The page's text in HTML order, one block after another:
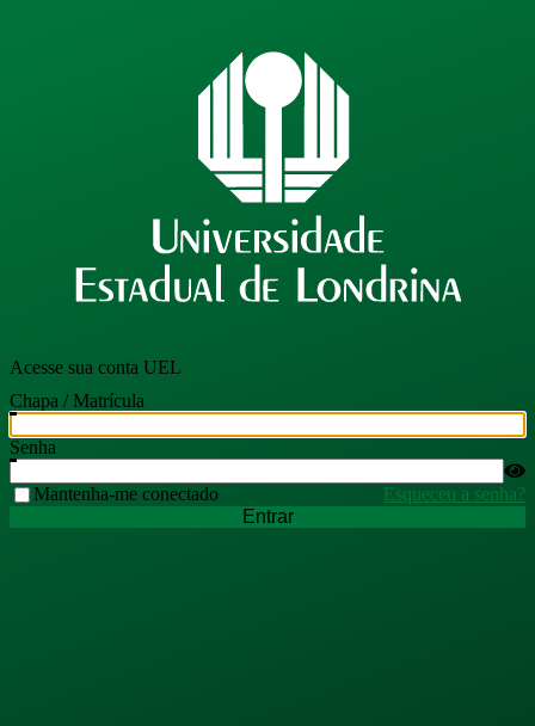
Acesse sua conta UEL
Chapa / Matrícula
Senha
Mantenha-me conectado
Esqueceu a senha?
Entrar